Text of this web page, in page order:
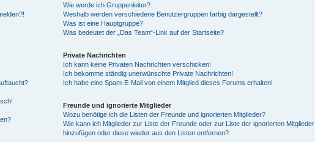
Wie werde ich Gruppenleiter?
Weshalb werden verschiedene Benutzergruppen farbig dargestellt?
Was ist eine Hauptgruppe?
Was bedeutet der „Das Team“-Link auf der Startseite?
Private Nachrichten
Ich kann keine Privaten Nachrichten verschicken!
Ich bekomme ständig unerwünschte Private Nachrichten!
Ich habe eine Spam-E-Mail von einem Mitglied dieses Forums erhalten!
Freunde und ignorierte Mitglieder
Wozu benötige ich die Listen der Freunde und ignorierten Mitglieder?
Wie kann ich Mitglieder zur Liste der Freunde oder zur Liste der ignorierten Mitglieder
hinzufügen oder diese wieder aus den Listen entfernen?